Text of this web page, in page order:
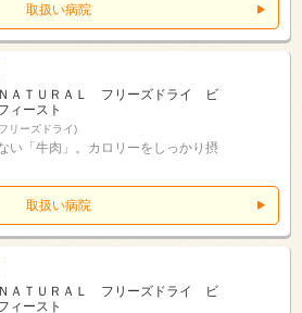
取扱い病院
ＡＴＵＲＡＬ フリーズドライ ビ
ィースト
リーズドライ)
い「牛肉」。カロリーをしっかり摂
取扱い病院
ＡＴＵＲＡＬ フリーズドライ ビ
ィースト